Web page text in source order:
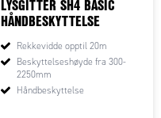
LYSGITTER SH4 BASIC
HÅNDBESKYTTELSE
Rekkevidde opptil 20m
Beskyttelseshøyde fra 300-
2250mm
Håndbeskyttelse